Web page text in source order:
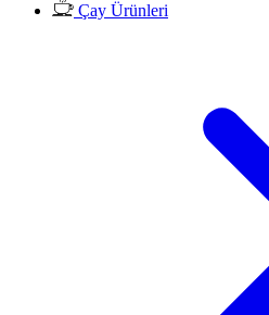
Çay Ürünleri